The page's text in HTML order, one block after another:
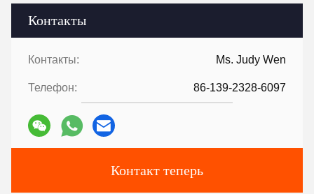
Мраморный столик из нержавеющей стали
Стол с ногами из нержавеющей стали
Керамический мраморный стол